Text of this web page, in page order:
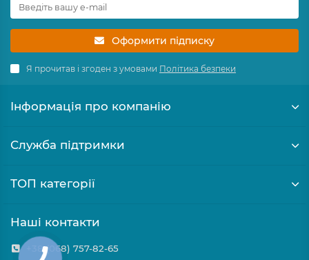
Оформити підписку
Я прочитав і згоден з умовами Політика безпеки
Інформація про компанію
Служба підтримки
ТОП категорії
Наші контакти
+38 (068) 757-82-65